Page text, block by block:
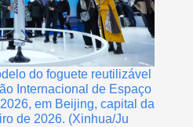
do foguete reutilizável
Internacional de Espaço
em Beijing, capital da
de 2026. (Xinhua/Ju